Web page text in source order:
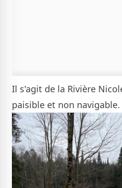
Il s'agit de la Rivière
paisible et non navigable.